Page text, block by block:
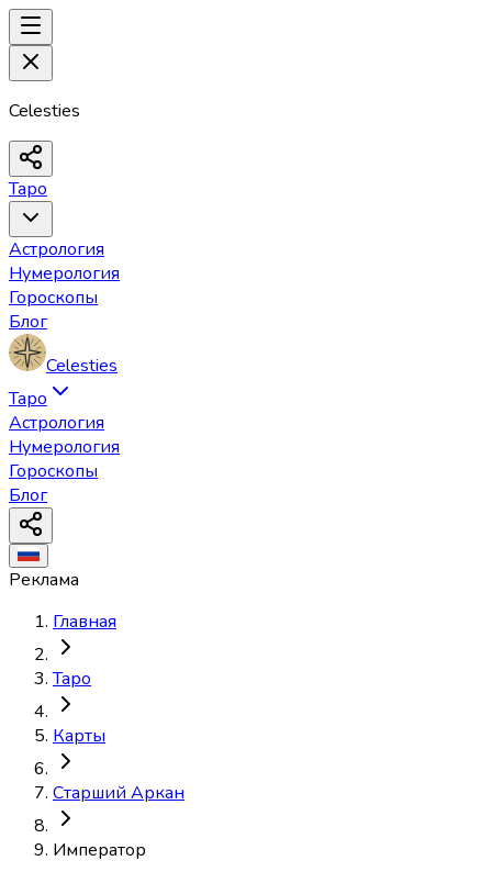
Celesties
Таро
Астрология
Нумерология
Гороскопы
Блог
Celesties
Таро
Астрология
Нумерология
Гороскопы
Блог
Реклама
Главная
Таро
Карты
Старший Аркан
Император